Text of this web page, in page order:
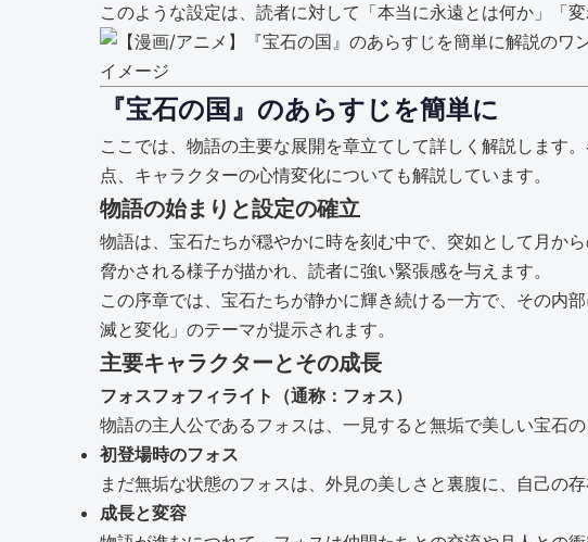
このような設定は、読者に対して「本当に永遠とは何か」「
イメージ
『宝石の国』のあらすじを簡単に
ここでは、物語の主要な展開を章立てして詳しく解説します
点、キャラクターの心情変化についても解説しています。
物語の始まりと設定の確立
物語は、宝石たちが穏やかに時を刻む中で、突如として月か
脅かされる様子が描かれ、読者に強い緊張感を与えます。
この序章では、宝石たちが静かに輝き続ける一方で、その内
滅と変化」のテーマが提示されます。
主要キャラクターとその成長
フォスフォフィライト（通称：フォス）
物語の主人公であるフォスは、一見すると無垢で美しい宝石
初登場時のフォス
まだ無垢な状態のフォスは、外見の美しさと裏腹に、自己の
成長と変容